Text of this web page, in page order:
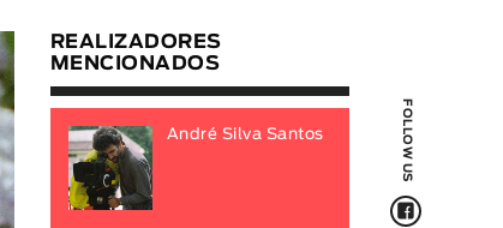
FOLLOW US
F
REALIZADORES
MENCIONADOS
André Silva Santos